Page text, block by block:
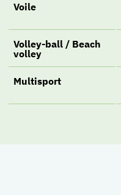
Voile
Volley-ball / Beach
volley
Multisport